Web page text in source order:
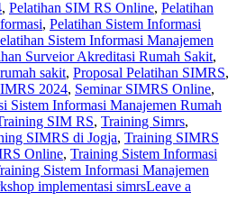
, Pelatihan SIM RS Online, Pelatihan
, Pelatihan Sistem Informasi
Sistem Informasi Manajemen
Surveior Akreditasi Rumah Sakit,
sakit, Proposal Pelatihan SIMRS,
2024, Seminar SIMRS Online,
Sistem Informasi Manajemen Rumah
SIM RS, Training Simrs,
SIMRS di Jogja, Training SIMRS
Online, Training Sistem Informasi
Sistem Informasi Manajemen
implementasi simrsLeave a